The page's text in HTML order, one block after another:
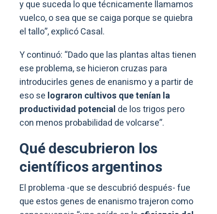
y que suceda lo que técnicamente llamamos
vuelco, o sea que se caiga porque se quiebra
el tallo”, explicó Casal.
Y continuó: “Dado que las plantas altas tienen
ese problema, se hicieron cruzas para
introducirles genes de enanismo y a partir de
eso se lograron cultivos que tenían la
productividad potencial de los trigos pero
con menos probabilidad de volcarse”.
Qué descubrieron los
científicos argentinos
El problema -que se descubrió después- fue
que estos genes de enanismo trajeron como